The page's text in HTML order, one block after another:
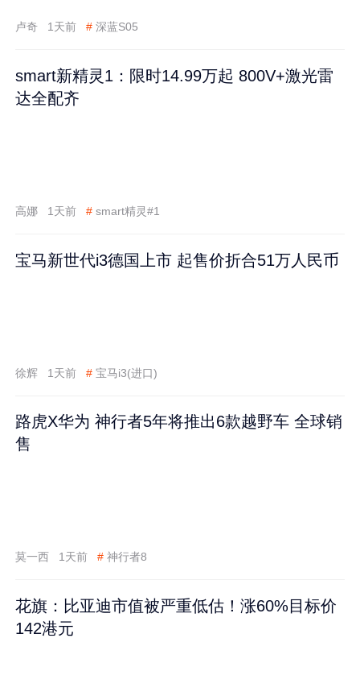
卢奇 1天前 # 深蓝S05
smart新精灵1：限时14.99万起 800V+激光雷
达全配齐
高娜 1天前 # smart精灵#1
宝马新世代i3德国上市 起售价折合51万人民币
徐辉 1天前 # 宝马i3(进口)
路虎X华为 神行者5年将推出6款越野车 全球销
售
莫一西 1天前 # 神行者8
花旗：比亚迪市值被严重低估！涨60%目标价
142港元